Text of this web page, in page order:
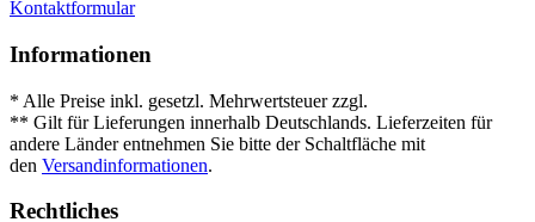
Kontaktformular
Informationen
* Alle Preise inkl. gesetzl. Mehrwertsteuer zzgl.
** Gilt für Lieferungen innerhalb Deutschlands. Lieferzeiten für
andere Länder entnehmen Sie bitte der Schaltfläche mit
den Versandinformationen.
Rechtliches